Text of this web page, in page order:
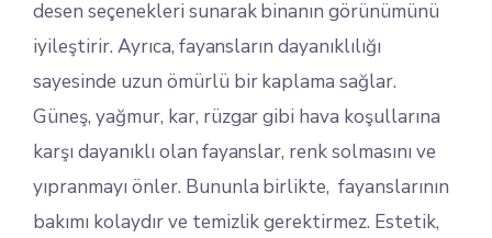
desen seçenekleri sunarak binanın görünümünü
iyileştirir. Ayrıca, fayansların dayanıklılığı
sayesinde uzun ömürlü bir kaplama sağlar.
Güneş, yağmur, kar, rüzgar gibi hava koşullarına
karşı dayanıklı olan fayanslar, renk solmasını ve
yıpranmayı önler. Bununla birlikte, fayanslarının
bakımı kolaydır ve temizlik gerektirmez. Estetik,